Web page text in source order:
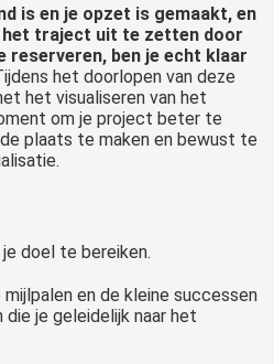
is en je opzet is gemaakt, en
het traject uit te zetten door
reserveren, ben je echt klaar
het doorlopen van deze
het visualiseren van het
om je project beter te
plaats te maken en bewust te
doel te bereiken.
en de kleine successen
je geleidelijk naar het